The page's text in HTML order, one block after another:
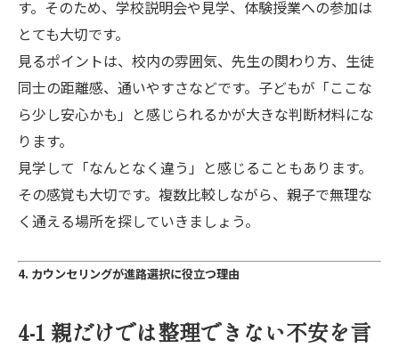
す。そのため、学校説明会や見学、体験授業への参加は
とても大切です。
見るポイントは、校内の雰囲気、先生の関わり方、生徒
同士の距離感、通いやすさなどです。子どもが「ここな
ら少し安心かも」と感じられるかが大きな判断材料にな
ります。
見学して「なんとなく違う」と感じることもあります。
その感覚も大切です。複数比較しながら、親子で無理な
く通える場所を探していきましょう。
4. カウンセリングが進路選択に役立つ理由
4-1 親だけでは整理できない不安を言